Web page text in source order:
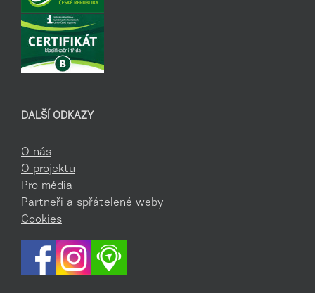
DALŠÍ ODKAZY
O nás
O projektu
Pro média
Partneři a spřátelené weby
Cookies